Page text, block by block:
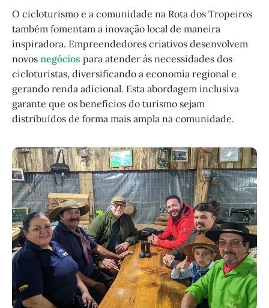
O cicloturismo e a comunidade na Rota dos Tropeiros
também fomentam a inovação local de maneira
inspiradora. Empreendedores criativos desenvolvem
novos negócios para atender às necessidades dos
cicloturistas, diversificando a economia regional e
gerando renda adicional. Esta abordagem inclusiva
garante que os benefícios do turismo sejam
distribuídos de forma mais ampla na comunidade.